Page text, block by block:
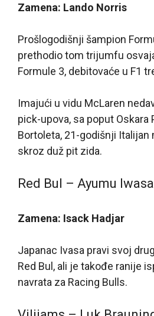
Zamena: Lando Norris
Prošlogodišnji šampion
prethodio tom trijumfu
Formule 3, debitovaće u F1
Imajući u vidu McLaren
pick-upova, sa poput Oskara
Bortoleta, 21-godišnji Italijan
skroz duž pit zida.
Red Bul – Ayumu Iwasa
Zamena: Isack Hadjar
Japanac Ivasa pravi svoj
Red Bul, ali je takođe ranije
navrata za Racing Bulls.